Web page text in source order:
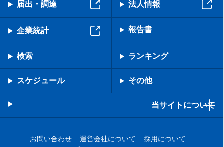
届出・調達 法人情報
企業統計 報告書
検索 ランキング
スケジュール その他
当サイトについて
お問い合わせ 運営会社について
採用について